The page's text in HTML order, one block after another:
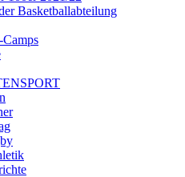
Basketballabteilung